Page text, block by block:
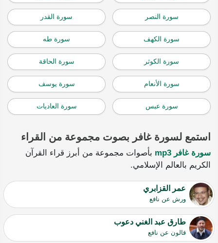
سورة النصر سورة القدر
سورة الكهف سورة طه
سورة الكوثر سورة الحاقة
سورة الأنعام سورة يوسف
سورة عبس سورة العاديات
استمع لسورة غافر بصوت مجموعة من القراء
سورة غافر mp3
بأصوات مجموعة من أبرز قراء القرآن
الكريم بالعالم الإسلامي.
عمر القزابري
ورش عن نافع
طارق عبد الغني دعوب
قالون عن نافع